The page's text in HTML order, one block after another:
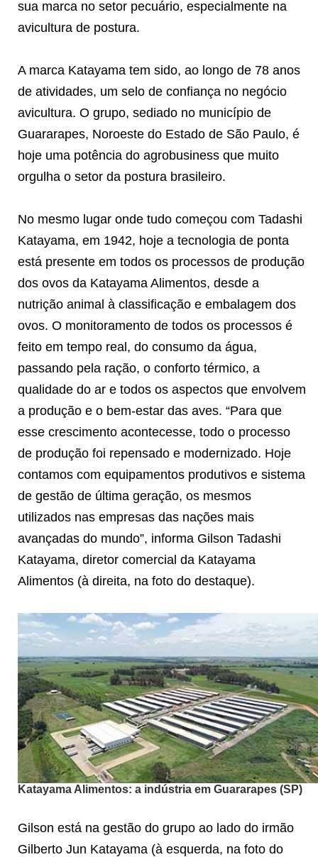
sua marca no setor pecuário, especialmente na
avicultura de postura.
A marca Katayama tem sido, ao longo de 78 anos
de atividades, um selo de confiança no negócio
avicultura. O grupo, sediado no município de
Guararapes, Noroeste do Estado de São Paulo, é
hoje uma potência do agrobusiness que muito
orgulha o setor da postura brasileiro.
No mesmo lugar onde tudo começou com Tadashi
Katayama, em 1942, hoje a tecnologia de ponta
está presente em todos os processos de produção
dos ovos da Katayama Alimentos, desde a
nutrição animal à classificação e embalagem dos
ovos. O monitoramento de todos os processos é
feito em tempo real, do consumo da água,
passando pela ração, o conforto térmico, a
qualidade do ar e todos os aspectos que envolvem
a produção e o bem-estar das aves. “Para que
esse crescimento acontecesse, todo o processo
de produção foi repensado e modernizado. Hoje
contamos com equipamentos produtivos e sistema
de gestão de última geração, os mesmos
utilizados nas empresas das nações mais
avançadas do mundo”, informa Gilson Tadashi
Katayama, diretor comercial da Katayama
Alimentos (à direita, na foto do destaque).
Katayama Alimentos: a indústria em Guararapes (SP)
Gilson está na gestão do grupo ao lado do irmão
Gilberto Jun Katayama (à esquerda, na foto do